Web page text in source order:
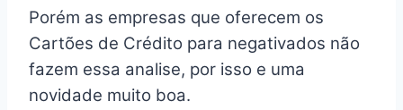
Porém as empresas que oferecem os
Cartões de Crédito para negativados não
fazem essa analise, por isso e uma
novidade muito boa.